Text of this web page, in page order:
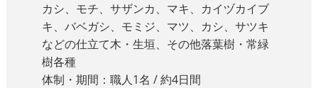
カシ、モチ、サザンカ、マキ、カイヅカイブ
キ、バベガシ、モミジ、マツ、カシ、サツキ
などの仕立て木・生垣、その他落葉樹・常緑
樹各種
体制・期間 ：職人1名 / 約4日間